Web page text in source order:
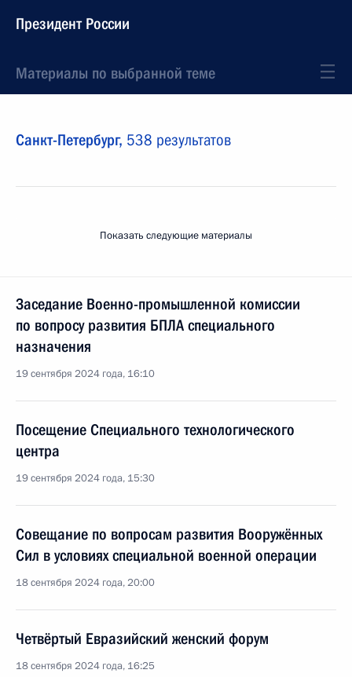
Президент России
Материалы по выбранной теме
Санкт-Петербург, 538 результатов
Показать следующие материалы
Заседание Военно-промышленной комиссии
по вопросу развития БПЛА специального
назначения
19 сентября 2024 года, 16:10
Посещение Специального технологического
центра
19 сентября 2024 года, 15:30
Совещание по вопросам развития Вооружённых
Сил в условиях специальной военной операции
18 сентября 2024 года, 20:00
Четвёртый Евразийский женский форум
18 сентября 2024 года, 16:25